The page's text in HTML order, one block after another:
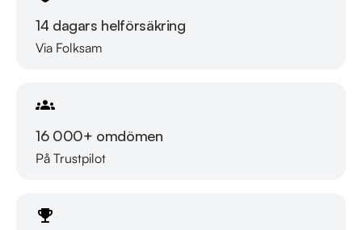
14 dagars helförsäkring
Via Folksam
16 000+ omdömen
På Trustpilot